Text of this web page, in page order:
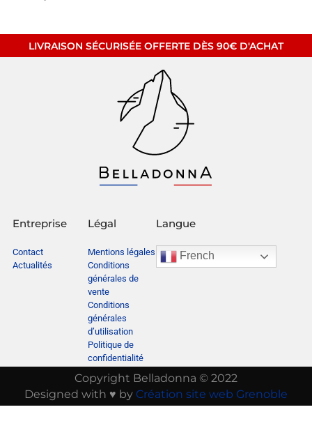
LIVRAISON SÉCURISÉE OFFERTE DÈS 90€ D'ACHAT
Entreprise
Contact
Actualités
Légal
Mentions légales
Conditions
générales de
vente
Conditions
générales
d’utilisation
Politique de
confidentialité
Langue
French
Copyright Belladonna © 2022
Designed with ♥ by Création site web Grenoble